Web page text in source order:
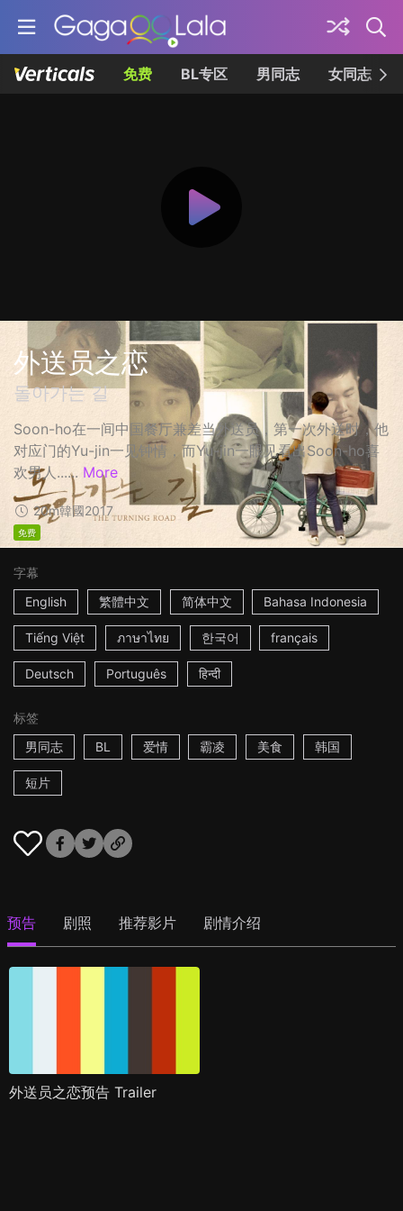
免费 BL专区 男同志 女同志
外送员之恋
돌아가는 길
Soon-ho在一间中国餐厅兼差当外送员，第一次外送时，他
对应门的Yu-jin一见钟情，而Yu-jin一眼见看出Soon-ho喜
欢男人...... More
20m韓國2017
免费
字幕
English
繁體中文 简体中文 Bahasa Indonesia
Tiếng Việt ภาษาไทย 한국어 français
Deutsch Português हिन्दी
标签
男同志
BL 爱情 霸凌 美食 韩国
短片
预告 剧照 推荐影片 剧情介绍
外送员之恋预告 Trailer